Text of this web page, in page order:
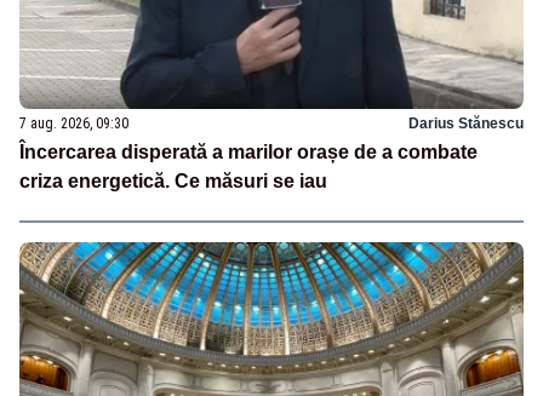
7 aug. 2026, 09:30 Darius Stănescu
Încercarea disperată a marilor orașe de a combate
criza energetică. Ce măsuri se iau